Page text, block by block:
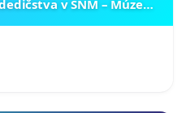
v SNM – Múzeu